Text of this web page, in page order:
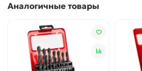
Аналогичные товары